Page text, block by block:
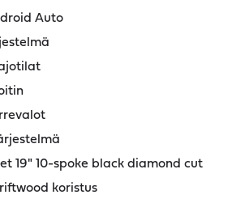
Auto
19" 10-spoke black diamond cut
koristus